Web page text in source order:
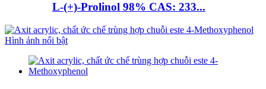
L-(+)-Prolinol 98% CAS: 233...